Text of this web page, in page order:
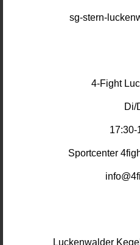
sg-stern-
4-Fight
Di/
17:30-
Sportcenter
Luckenwalder